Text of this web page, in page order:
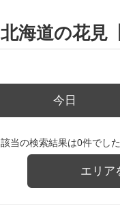
北海道の花見
今日
該当の検索結果は0件でし
エリア